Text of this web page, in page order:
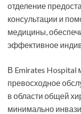
отделение
консультации и
медицины,
эффективное
В Emirates Hospital
превосходное
в области общей
минимально